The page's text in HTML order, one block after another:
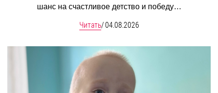
шанс на счастливое детство и победу…
Читать/04.08.2026